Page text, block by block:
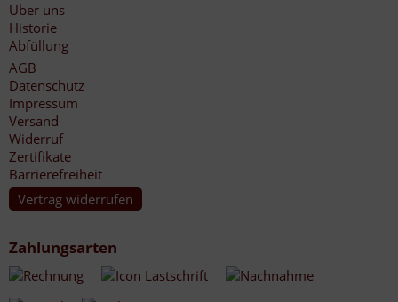
Über uns
Historie
Abfüllung
AGB
Datenschutz
Impressum
Versand
Widerruf
Zertifikate
Barrierefreiheit
Vertrag widerrufen
Zahlungsarten